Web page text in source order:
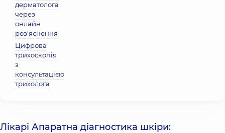
дерматолога
через
онлайн
роз'яснення
Цифрова
трихоскопія
з
консультацією
трихолога
Лікарі Апаратна діагностика шкіри: